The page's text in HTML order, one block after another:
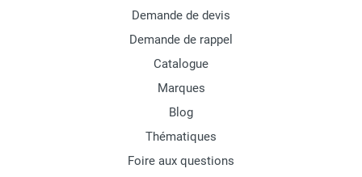
Demande de devis
Demande de rappel
Catalogue
Marques
Blog
Thématiques
Foire aux questions